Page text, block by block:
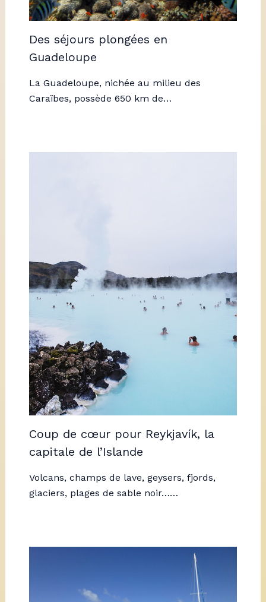
Des séjours plongées en
Guadeloupe
La Guadeloupe, nichée au milieu des
Caraïbes, possède 650 km de…
Coup de cœur pour Reykjavík, la
capitale de l’Islande
Volcans, champs de lave, geysers, fjords,
glaciers, plages de sable noir……